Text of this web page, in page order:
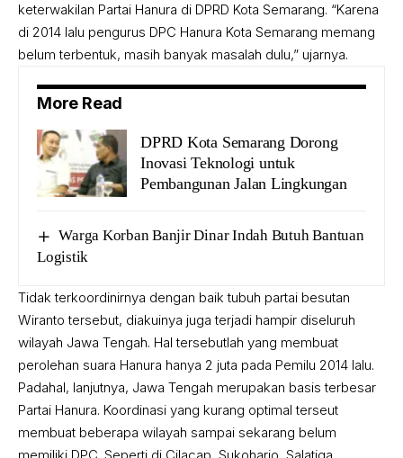
keterwakilan Partai Hanura di DPRD Kota Semarang. “Karena
di 2014 lalu pengurus DPC Hanura Kota Semarang memang
belum terbentuk, masih banyak masalah dulu,” ujarnya.
More Read
DPRD Kota Semarang Dorong
Inovasi Teknologi untuk
Pembangunan Jalan Lingkungan
Warga Korban Banjir Dinar Indah Butuh Bantuan
Logistik
Tidak terkoordinirnya dengan baik tubuh partai besutan
Wiranto tersebut, diakuinya juga terjadi hampir diseluruh
wilayah Jawa Tengah. Hal tersebutlah yang membuat
perolehan suara Hanura hanya 2 juta pada Pemilu 2014 lalu.
Padahal, lanjutnya, Jawa Tengah merupakan basis terbesar
Partai Hanura. Koordinasi yang kurang optimal terseut
membuat beberapa wilayah sampai sekarang belum